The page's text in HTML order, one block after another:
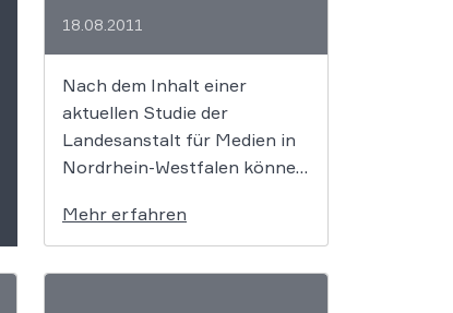
18.08.2011
Nach dem Inhalt einer
aktuellen Studie der
Landesanstalt für Medien in
Nordrhein-Westfalen können
Game-Werbung“ häufig nicht
als solche identifizieren, was
sehr bedenklich ist.
Mehr erfahren